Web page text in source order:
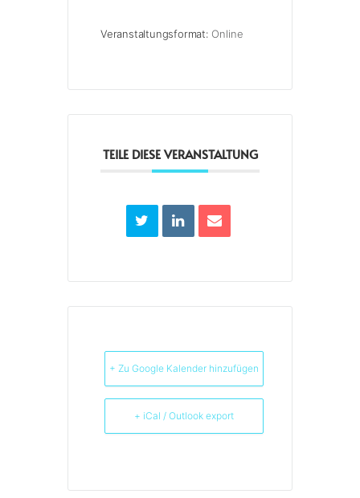
Veranstaltungsformat: Online
TEILE DIESE VERANSTALTUNG
+ Zu Google Kalender hinzufügen
+ iCal / Outlook export